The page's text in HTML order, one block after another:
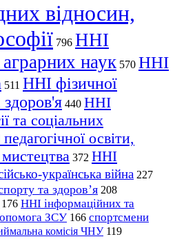
відносин,
796 ННІ
наук 570 ННІ
511 ННІ фізичної
здоров'я 440 ННІ
та соціальних
освіти,
мистецтва 372 ННІ
українська війна 227
та здоров’я 208
176 ННІ інформаційних та
ЗСУ 166 спортсмени
комісія ЧНУ 119